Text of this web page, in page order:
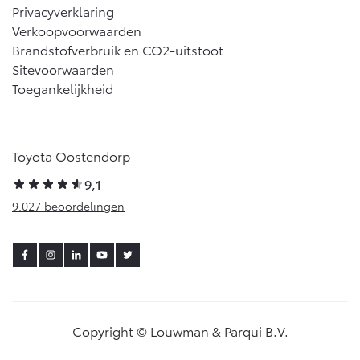
Vanaf € 46.301,-
Land Cruiser (excl. BTW)
Vanaf € 89.986,-
Privacyverklaring
Verkoopvoorwaarden
Brandstofverbruik en CO2-uitstoot
Sitevoorwaarden
Toegankelijkheid
Toyota Oostendorp
9,1
9.027 beoordelingen
Copyright © Louwman & Parqui B.V.